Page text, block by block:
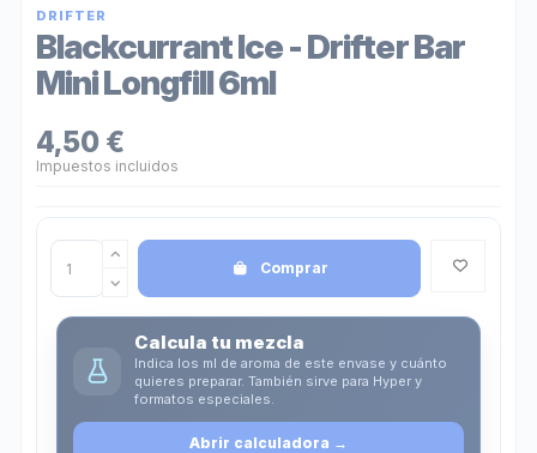
DRIFTER
Blackcurrant Ice - Drifter Bar
Mini Longfill 6ml
4,50 €
Impuestos incluidos
Comprar
Calcula tu mezcla
Indica los ml de aroma de este envase y cuánto
quieres preparar. También sirve para Hyper y
formatos especiales.
Abrir calculadora →